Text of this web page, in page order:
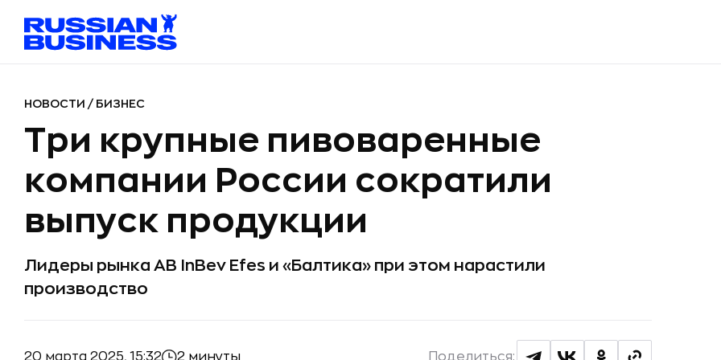
НОВОСТИ / БИЗНЕС
Три крупные пивоваренные
компании России сократили
выпуск продукции
Лидеры рынка AB InBev Efes и «Балтика» при этом нарастили
производство
20 марта 2025, 15:32 2 минуты Поделиться: